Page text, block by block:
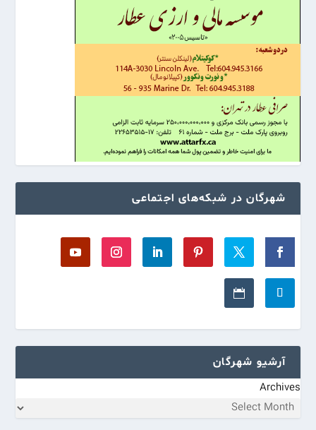
شهرگان در شبکه‌های اجتماعی
آرشیو شهرگان
Archives